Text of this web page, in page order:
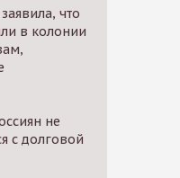
что
в колонии
не
с долговой